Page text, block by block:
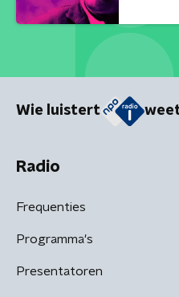
Wie luistert
Radio
Frequenties
Programma's
Presentatoren